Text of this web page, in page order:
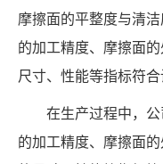
摩擦面的平整度与清
的加工精度、摩擦面
尺寸、性能等指标符合
在生产过程中，
的加工精度、摩擦面